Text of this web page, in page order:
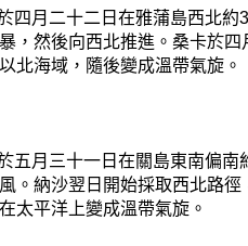
四月二十二日在雅蒲島西北
，然後向西北推進。桑卡於
北海域，隨後變成溫帶氣旋。
五月三十一日在關島東南偏
。納沙翌日開始採取西北路
太平洋上變成溫帶氣旋。